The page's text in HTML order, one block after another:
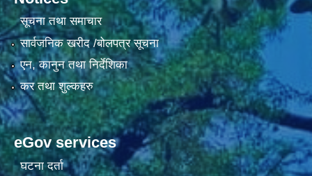
सूचना तथा समाचार
सार्वजनिक खरीद /बोलपत्र सूचना
एन, कानुन तथा निर्देशिका
कर तथा शुल्कहरु
eGov services
घटना दर्ता